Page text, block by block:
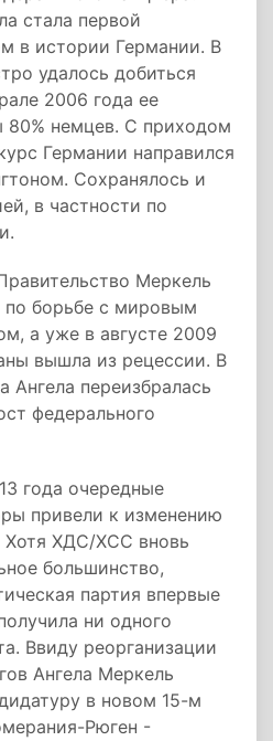
стала первой
в истории Германии. В
удалось добиться
2006 года ее
80% немцев. С приходом
Германии направился
Сохранялось и
в частности по
Меркель
по борьбе с мировым
а уже в августе 2009
вышла из рецессии. В
Ангела переизбралась
федерального
года очередные
привели к изменению
Хотя ХДС/ХСС вновь
большинство,
партия впервые
ни одного
Ввиду реорганизации
Ангела Меркель
в новом 15-м
Рюген -